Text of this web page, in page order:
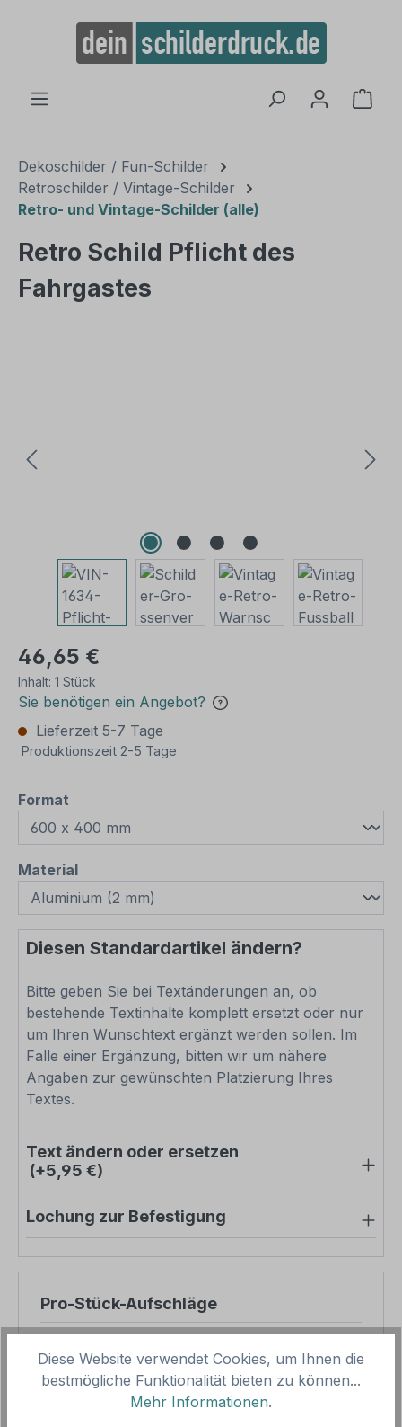
springen
Dekoschilder / Fun-Schilder
Retroschilder / Vintage-Schilder
Retro- und Vintage-Schilder (alle)
Retro Schild Pflicht des
Fahrgastes
46,65 €
Inhalt: 1 Stück
Sie benötigen ein Angebot?
Lieferzeit 5-7 Tage
Produktionszeit 2-5 Tage
Format
Materialauswählen
Diesen Standardartikel ändern?
Bitte geben Sie bei Textänderungen an, ob
bestehende Textinhalte komplett ersetzt oder nur
um Ihren Wunschtext ergänzt werden sollen. Im
Falle einer Ergänzung, bitten wir um nähere
Angaben zur gewünschten Platzierung Ihres
Textes.
Text ändern oder ersetzen
(+5,95 €)
Lochung zur Befestigung
Pro-Stück-Aufschläge
Zwischensumme
46,65 €
Diese Website verwendet Cookies, um Ihnen die
bestmögliche Funktionalität bieten zu können...
Mehr Informationen.